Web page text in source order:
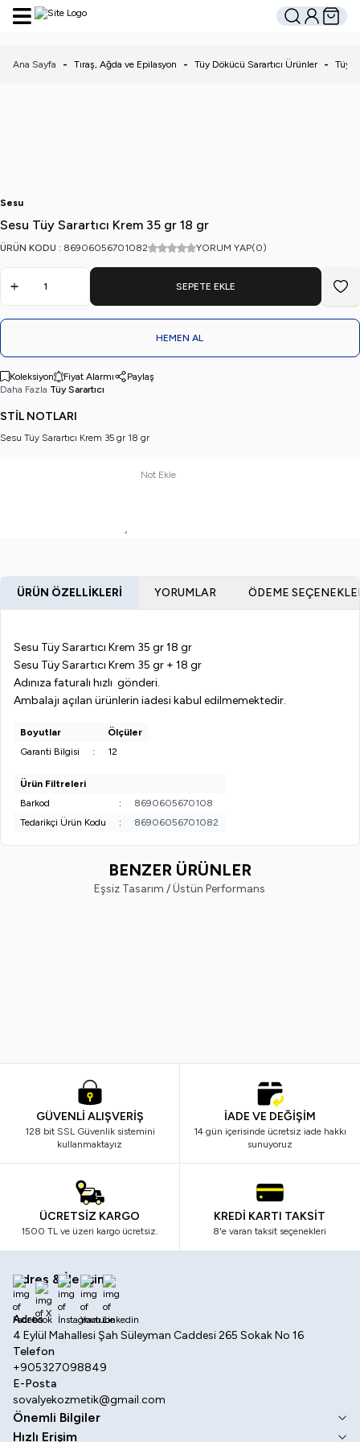
Hesabım
Sepetim
Ana Sayfa - Tıraş, Ağda ve Epilasyon - Tüy Dökücü Sarartıcı Ürünler - Tüy
Sesu
Sesu Tüy Sarartıcı Krem 35 gr 18 gr
ÜRÜN KODU : 86906056701082 YORUM YAP(0)
SEPETE EKLE
HEMEN AL
Koleksiyon Fiyat Alarmı
Paylaş
Daha Fazla Tüy Sarartıcı
STİL NOTLARI
Sesu Tüy Sarartıcı Krem 35 gr 18 gr
Not Ekle
ÜRÜN ÖZELLIKLERI YORUMLAR ÖDEME
Sesu Tüy Sarartıcı Krem 35 gr 18 gr
Sesu Tüy Sarartıcı Krem 35 gr + 18 gr
Adınıza faturalı hızlı gönderi.
Ambalajı açılan ürünlerin iadesi kabul edilmemektedir.
Boyutlar
Ölçüler
Garanti Bilgisi
: 12
Ürün Filtreleri
Barkod
:
8690605670108
Tedarikçi Ürün Kodu
: 86906056701082
BENZER ÜRÜNLER
Eşsiz Tasarım / Üstün Performans
GÜVENLİ ALIŞVERİŞ
128 bit SSL Güvenlik sistemini
kullanmaktayız
İADE VE DEĞİŞİM
14 gün içerisinde ücretsiz iade hakkı
sunuyoruz
ÜCRETSİZ KARGO
1500 TL ve üzeri kargo ücretsiz.
KREDİ KARTI TAKSİT
8'e varan taksit seçenekleri
Adres & İletişim
Adres
4 Eylül Mahallesi Şah Süleyman Caddesi 265 Sokak No 16
Telefon
+905327098849
E-Posta
sovalyekozmetik@gmail.com
Facebook
X İnstagram
Youtube
Önemli Bilgiler
Hızlı Erişim